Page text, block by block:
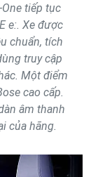
tiếp tục
e:. Xe được
chuẩn, tích
truy cập
Một điểm
cao cấp.
âm thanh
của hãng.